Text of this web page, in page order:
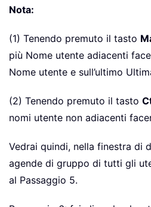
Nota:
(1) Tenendo premuto il tasto
più Nome utente adiacenti
Nome utente e sull’ultimo
(2) Tenendo premuto il tasto
nomi utente non adiacenti
Vedrai quindi, nella finestra di
agende di gruppo di tutti gli
al Passaggio 5.